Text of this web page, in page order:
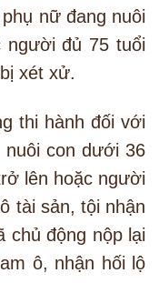
nữ đang nuôi
người đủ 75 tuổi
xét xử.
thi hành đối với
con dưới 36
lên hoặc người
tài sản, tội nhận
chủ động nộp lại
ô, nhận hối lộ